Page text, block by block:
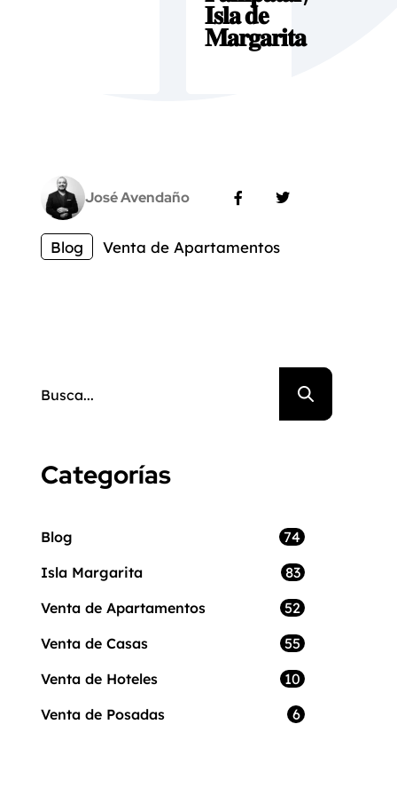
𝐈𝐬𝐥𝐚 𝐝𝐞
𝐌𝐚𝐫𝐠𝐚𝐫𝐢𝐭𝐚
José Avendaño
Blog Venta de Apartamentos
Categorías
Blog 74
Isla Margarita 83
Venta de Apartamentos 52
Venta de Casas 55
Venta de Hoteles 10
Venta de Posadas 6